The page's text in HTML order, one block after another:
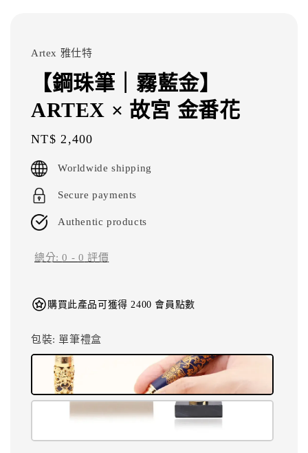
Artex 雅仕特
【鋼珠筆｜霧藍金】
ARTEX × 故宮 金番花
Regular
price
NT$ 2,400
Worldwide shipping
Secure payments
Authentic products
總分:0 - 0 評價
購買此產品可獲得 2400 會員點數
包裝: 單筆禮盒